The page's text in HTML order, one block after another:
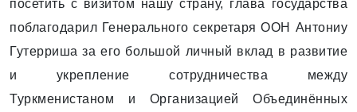
посетить с визитом нашу страну, глава государства
поблагодарил Генерального секретаря ООН Антониу
Гутерриша за его большой личный вклад в развитие
и укрепление сотрудничества между
Туркменистаном и Организацией Объединённых